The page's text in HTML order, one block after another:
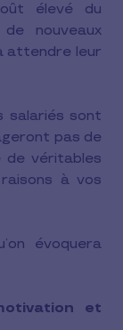
élevé du
nouveaux
attendre leur
salariés sont
pas de
de véritables
à vos
évoquera
et